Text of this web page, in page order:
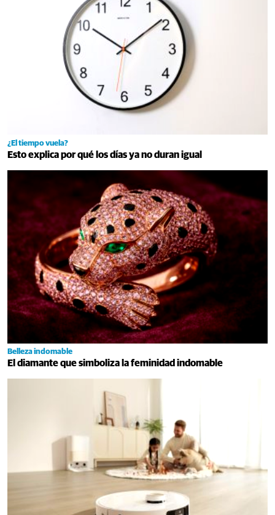
¿El tiempo vuela?
Esto explica por qué los días ya no duran igual
Belleza indomable
El diamante que simboliza la feminidad indomable